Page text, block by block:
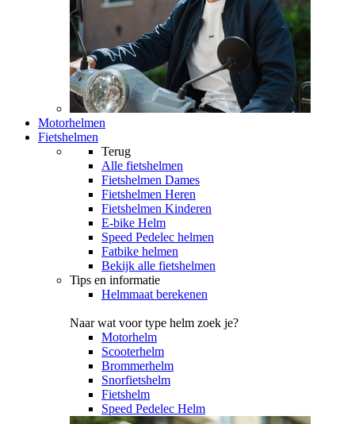
Motorhelmen
Fietshelmen
Terug
Alle fietshelmen
Fietshelmen Dames
Fietshelmen Heren
Fietshelmen Kinderen
E-bike Helm
Speed Pedelec helmen
Fatbike helmen
Bekijk alle fietshelmen
Tips en informatie
Helmmaat berekenen
Naar wat voor type helm zoek je?
Motorhelm
Scooterhelm
Brommerhelm
Snorfietshelm
Fietshelm
Speed Pedelec Helm